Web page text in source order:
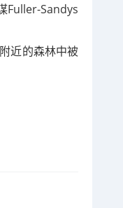
Fuller-Sandys
附近的森林中被